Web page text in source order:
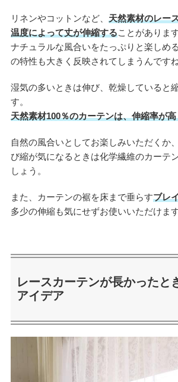
リネンやコットンなど、 天然素材のレー
温度によって丈が伸縮することがあります
ナチュラルな風合いをたっぷりと楽しめ
の特性も大きく反映されてしまうんですね
湿気の多いときは伸び、乾燥していると
す。
天然素材100％のカーテンは、伸縮率が
自然の風合いとしてお楽しみいただくか
び縮が気になるときは化学繊維のカーテ
しょう。
また、カーテンの裾を床まで垂らすブレ
多少の伸縮も気にせずお使いいただけます
レースカーテンが長かったと
アイデア